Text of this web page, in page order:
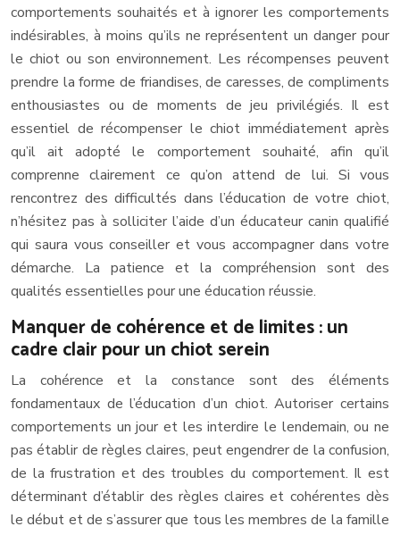
comportements souhaités et à ignorer les comportements
indésirables, à moins qu’ils ne représentent un danger pour
le chiot ou son environnement. Les récompenses peuvent
prendre la forme de friandises, de caresses, de compliments
enthousiastes ou de moments de jeu privilégiés. Il est
essentiel de récompenser le chiot immédiatement après
qu’il ait adopté le comportement souhaité, afin qu’il
comprenne clairement ce qu’on attend de lui. Si vous
rencontrez des difficultés dans l’éducation de votre chiot,
n’hésitez pas à solliciter l’aide d’un éducateur canin qualifié
qui saura vous conseiller et vous accompagner dans votre
démarche. La patience et la compréhension sont des
qualités essentielles pour une éducation réussie.
Manquer de cohérence et de limites : un
cadre clair pour un chiot serein
La cohérence et la constance sont des éléments
fondamentaux de l’éducation d’un chiot. Autoriser certains
comportements un jour et les interdire le lendemain, ou ne
pas établir de règles claires, peut engendrer de la confusion,
de la frustration et des troubles du comportement. Il est
déterminant d’établir des règles claires et cohérentes dès
le début et de s’assurer que tous les membres de la famille